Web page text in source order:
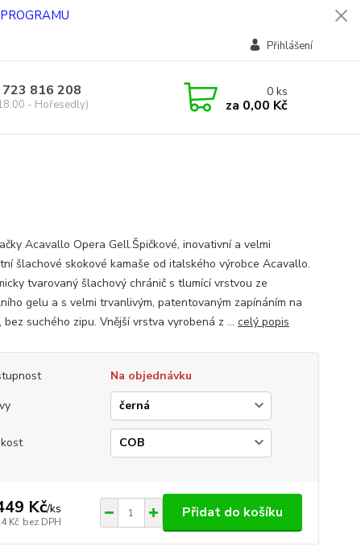
Přihlášení
816 208
- Hořesedly)
0ks
za 0,00 Kč
Acavallo Opera Gell.Špičkové, inovativní a velmi
šlachové skokové kamaše od italského výrobce Acavallo.
tvarovaný šlachový chránič s tlumící vrstvou ze
gelu a s velmi trvanlivým, patentovaným zapínáním na
bez suchého zipu. Vnější vrstva vyrobená z ... celý popis
Na objednávku
Kč/ks
Kč bez DPH
Přidat do košíku